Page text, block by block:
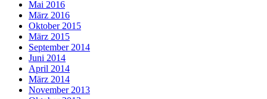
Mai 2016
März 2016
Oktober 2015
März 2015
September 2014
Juni 2014
April 2014
März 2014
November 2013